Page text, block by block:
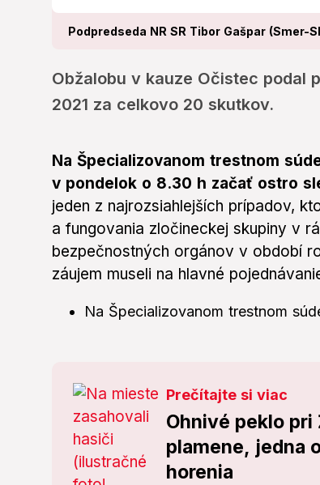
Podpredseda NR SR Tibor Gašpar (Smer-
Obžalobu v kauze Očistec podal
2021 za celkovo 20 skutkov.
Na Špecializovanom trestnom
v pondelok o 8.30 h začať ostro
jeden z najrozsiahlejších prípadov,
a fungovania zločineckej skupiny v
bezpečnostných orgánov v období
záujem museli na hlavné
Na Špecializovanom trestnom
Prečítajte si viac
Ohnivé peklo
plamene, jedna
horenia